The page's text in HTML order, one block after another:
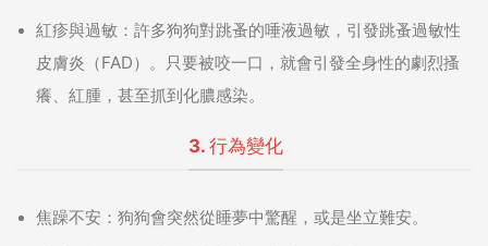
紅疹與過敏：許多狗狗對跳蚤的唾液過敏，引發跳蚤過敏性
皮膚炎（FAD）。只要被咬一口，就會引發全身性的劇烈搔
癢、紅腫，甚至抓到化膿感染。
3. 行為變化
焦躁不安：狗狗會突然從睡夢中驚醒，或是坐立難安。